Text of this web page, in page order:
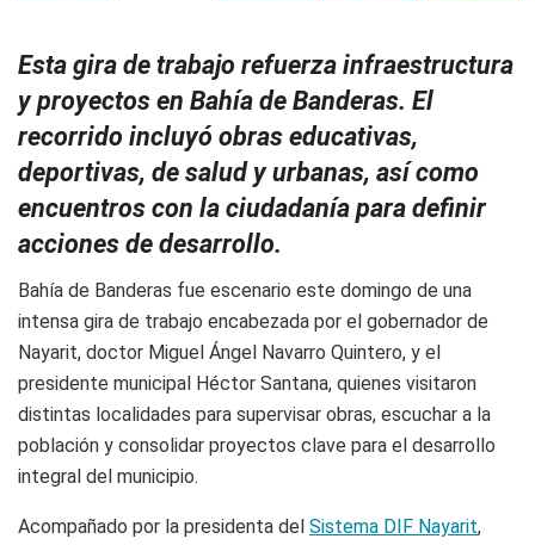
Esta gira de trabajo refuerza infraestructura
y proyectos en Bahía de Banderas. El
recorrido incluyó obras educativas,
deportivas, de salud y urbanas, así como
encuentros con la ciudadanía para definir
acciones de desarrollo.
Bahía de Banderas fue escenario este domingo de una
intensa gira de trabajo encabezada por el gobernador de
Nayarit, doctor Miguel Ángel Navarro Quintero, y el
presidente municipal Héctor Santana, quienes visitaron
distintas localidades para supervisar obras, escuchar a la
población y consolidar proyectos clave para el desarrollo
integral del municipio.
Acompañado por la presidenta del Sistema DIF Nayarit,